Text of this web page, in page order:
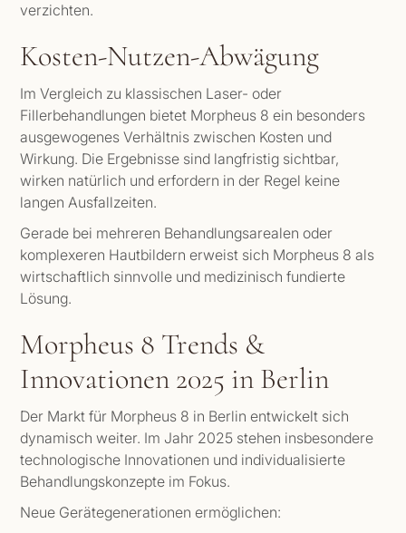
verzichten.
Kosten-Nutzen-Abwägung
Im Vergleich zu klassischen Laser- oder
Fillerbehandlungen bietet Morpheus 8 ein besonders
ausgewogenes Verhältnis zwischen Kosten und
Wirkung. Die Ergebnisse sind langfristig sichtbar,
wirken natürlich und erfordern in der Regel keine
langen Ausfallzeiten.
Gerade bei mehreren Behandlungsarealen oder
komplexeren Hautbildern erweist sich Morpheus 8 als
wirtschaftlich sinnvolle und medizinisch fundierte
Lösung.
Morpheus 8 Trends &
Innovationen 2025 in Berlin
Der Markt für Morpheus 8 in Berlin entwickelt sich
dynamisch weiter. Im Jahr 2025 stehen insbesondere
technologische Innovationen und individualisierte
Behandlungskonzepte im Fokus.
Neue Gerätegenerationen ermöglichen: